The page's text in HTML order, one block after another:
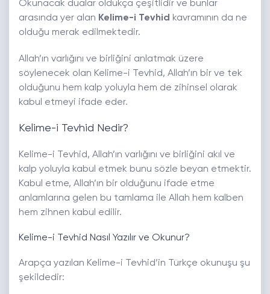
Okunacak dualar oldukça çeşitlidir ve bunlar
arasında yer alan Kelime-i Tevhid kavramının da ne
olduğu merak edilmektedir.
Allah’ın varlığını ve birliğini anlatmak üzere
söylenecek olan Kelime-i Tevhid, Allah’ın bir ve tek
olduğunu hem kalp yoluyla hem de zihinsel olarak
kabul etmeyi ifade eder.
Kelime-i Tevhid Nedir?
Kelime-i Tevhid, Allah’ın varlığını ve birliğini akıl ve
kalp yoluyla kabul etmek bunu sözle beyan etmektir.
Kabul etme, Allah’ın bir olduğunu ifade etme
anlamlarına gelen bu tamlama ile Allah hem kalben
hem zihnen kabul edilir.
Kelime-i Tevhid Nasıl Yazılır ve Okunur?
Arapça yazılan Kelime-i Tevhid’in Türkçe okunuşu şu
şekildedir: